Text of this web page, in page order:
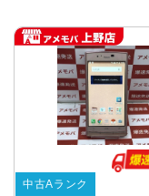
中古Aランク